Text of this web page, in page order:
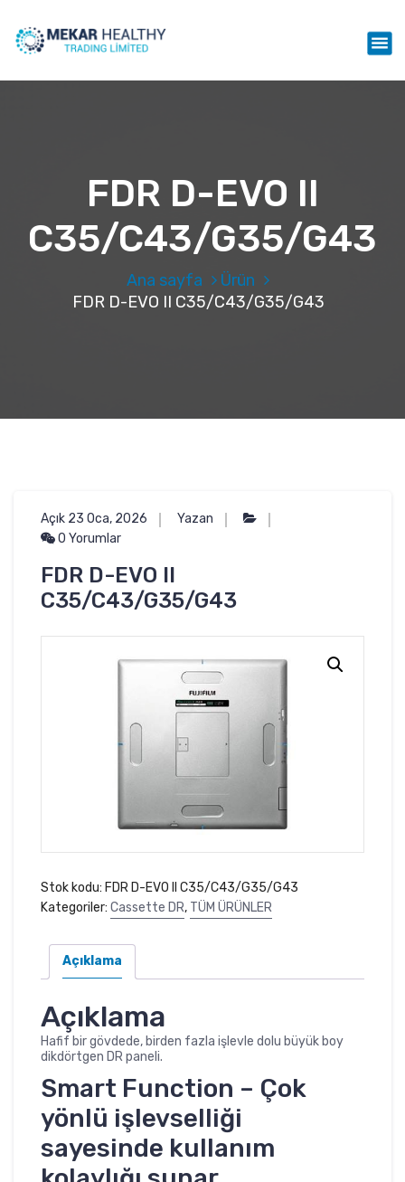
Mekar Healthy Trading LTD
FDR D-EVO II
C35/C43/G35/G43
Ana sayfa
Ürün
FDR D-EVO II C35/C43/G35/G43
Açık 23 Oca, 2026
Yazan
0 Yorumlar
FDR D-EVO II
C35/C43/G35/G43
Stok kodu: FDR D-EVO II C35/C43/G35/G43
Kategoriler: Cassette DR, TÜM ÜRÜNLER
Açıklama
Açıklama
Hafif bir gövdede, birden fazla işlevle dolu büyük boy
dikdörtgen DR paneli.
Smart Function – Çok
yönlü işlevselliği
sayesinde kullanım